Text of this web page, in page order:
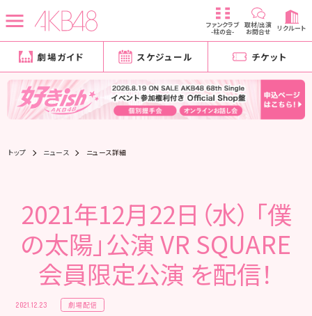
ファンクラブ
-柱の会-
取材/出演
お問合せ リクルート
劇場ガイド スケジュール チケット
トップ ニュース ニュース詳細
2021年12月22日（水） 「僕
の太陽」公演 VR SQUARE
会員限定公演 を配信！
2021.12.23 劇場配信